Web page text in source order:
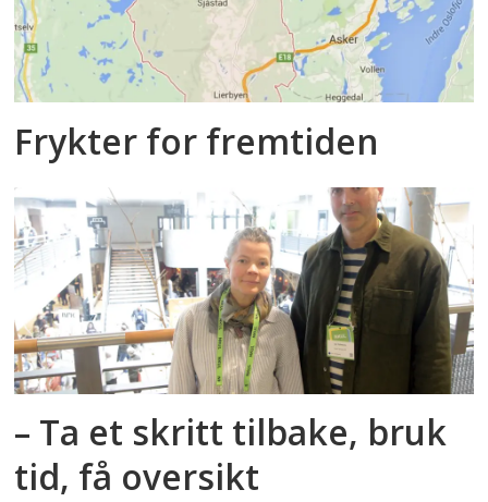
Frykter for fremtiden
– Ta et skritt tilbake, bruk
tid, få oversikt